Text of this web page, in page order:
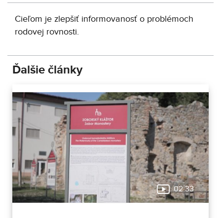
Cieľom je zlepšiť informovanosť o problémoch
rodovej rovnosti.
Ďalšie články
02:33